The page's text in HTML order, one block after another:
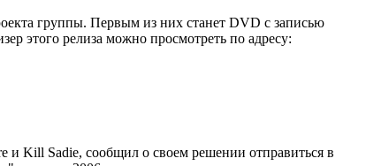
группы. Первым из них станет DVD с записью
этого релиза можно просмотреть по адресу:
и Kill Sadie, сообщил о своем решении отправиться в